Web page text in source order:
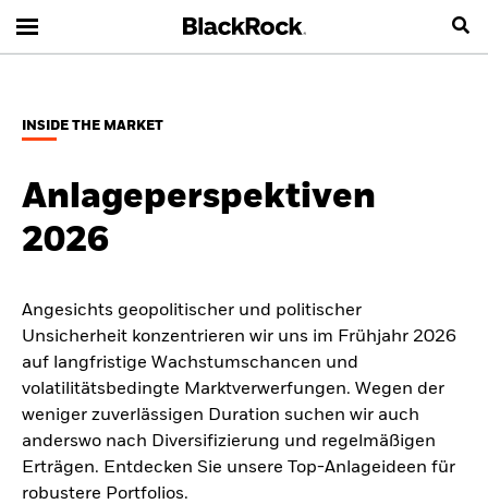
INSIDE THE MARKET
Anlageperspektiven
2026
Angesichts geopolitischer und politischer
Unsicherheit konzentrieren wir uns im Frühjahr 2026
auf langfristige Wachstumschancen und
volatilitätsbedingte Marktverwerfungen. Wegen der
weniger zuverlässigen Duration suchen wir auch
anderswo nach Diversifizierung und regelmäßigen
Erträgen. Entdecken Sie unsere Top-Anlageideen für
robustere Portfolios.